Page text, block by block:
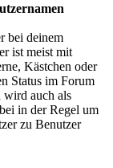
bei deinem
ist meist mit
Kästchen oder
Status im Forum
wird auch als
in der Regel um
zu Benutzer